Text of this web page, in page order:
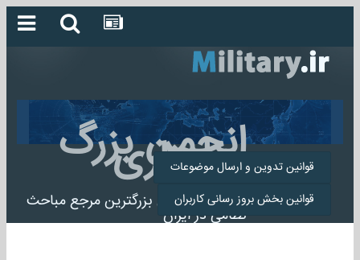
انجمن بزرگ
میلیتاری
انجمن میلیتاری بزرگترین مرجع مباحث
نظامی در ایران
قوانین تدوین و ارسال موضوعات
قوانین بخش بروز رسانی کاربران